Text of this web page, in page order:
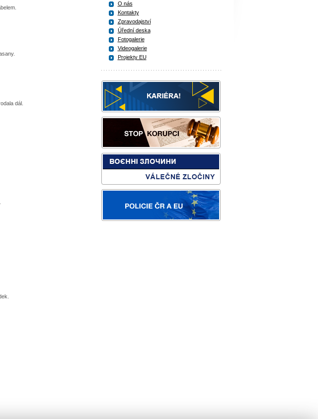
dál.
O nás
Kontakty
Zpravodajství
Úřední deska
Fotogalerie
Videogalerie
Projekty EU